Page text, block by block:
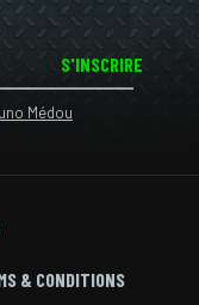
S'INSCRIRE
Médou
& CONDITIONS